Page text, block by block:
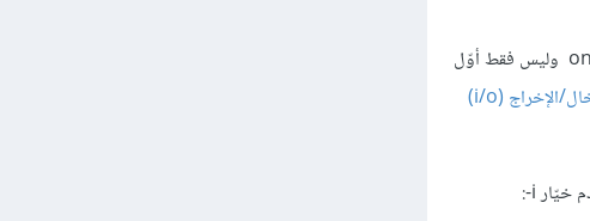
خيّار s للاستبدال (Substitute)؛ و g لتطبيق الأمر على كامل الملفّ، أيّ في كل مرة يجد فيها كلمة one وليس فقط أوّل
مقدّمة إلى إعادة توجيه الإدخال/الإخراج (i/o)